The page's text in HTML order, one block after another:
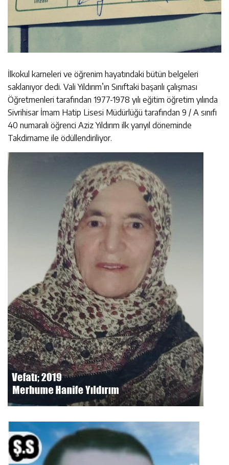
İlkokul karneleri ve öğrenim hayatındaki bütün belgeleri
saklanıyor dedi. Vali Yıldırım’ın Sınıftaki başarılı çalışması
Öğretmenleri tarafından 1977-1978 yılı eğitim öğretim yılında
Sivrihisar İmam Hatip Lisesi Müdürlüğü tarafından 9 / A sınıfı
40 numaralı öğrenci Aziz Yıldırım ilk yarıyıl döneminde
Takdirname ile ödüllendiriliyor.